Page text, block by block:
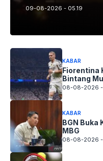
09-08-2026 - 05.19
KABAR
Fiorentina
Bintang
08-08-2026 -
KABAR
BGN Buka
MBG
08-08-2026 -